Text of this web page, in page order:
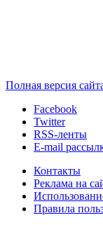
Полная версия
Facebook
Twitter
RSS-ленты
E-mail
Контакты
Реклама на
Правила